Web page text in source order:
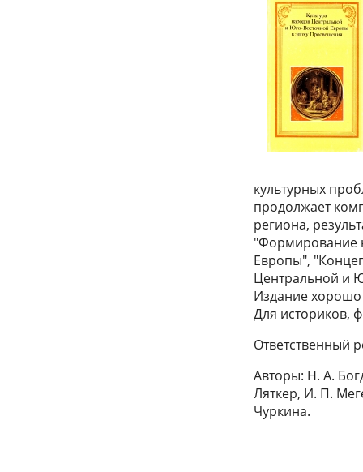
культурных
продолжает
региона,
"Формирование
Европы",
Центральной и
Издание
Для историков,
Ответственный
Авторы: Н. А.
Ляткер, И. П.
Чуркина.